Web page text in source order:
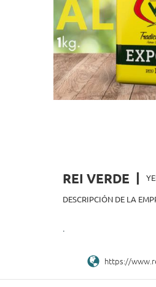
REI VERDE |
DESCRIPCIÓN DE LA
.
https://